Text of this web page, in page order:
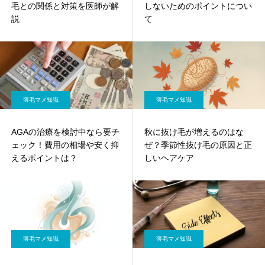
毛との関係と対策を医師が解
説
しないためのポイントについ
て
薄毛マメ知識
AGAの治療を検討中なら要チ
ェック！費用の相場や安く抑
えるポイントは？
薄毛マメ知識
秋に抜け毛が増えるのはな
ぜ？季節性抜け毛の原因と正
しいヘアケア
薄毛マメ知識 薄毛マメ知識